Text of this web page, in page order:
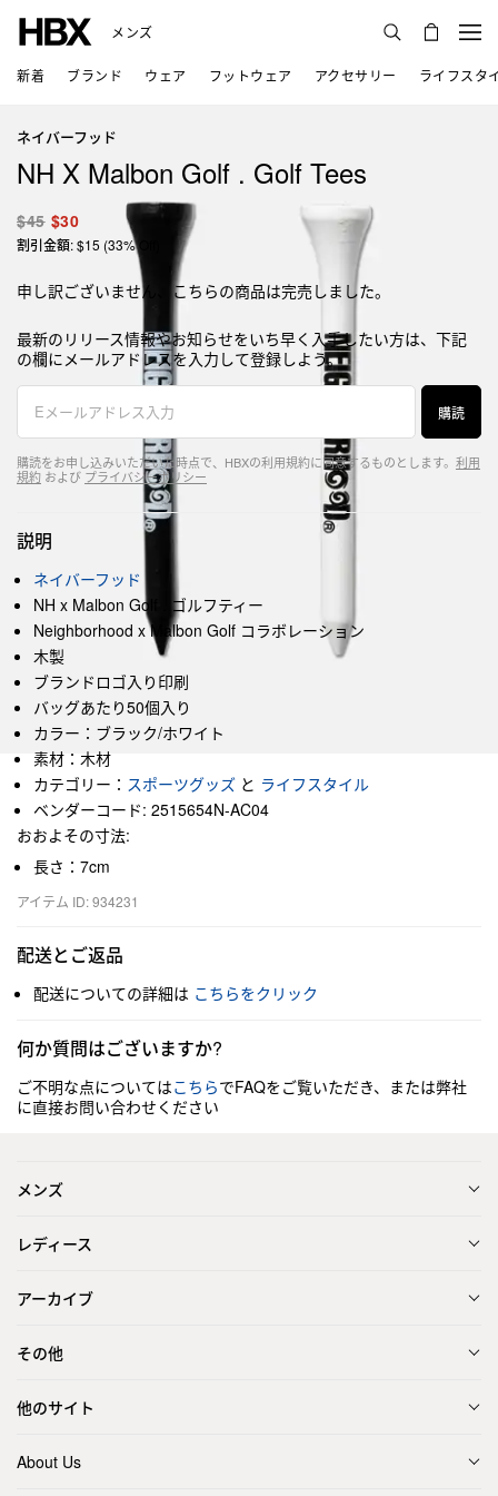
メンズ
新着 ブランド ウェア フットウェア アクセサリー ライフスタ
ネイバーフッド
NH X Malbon Golf . Golf Tees
$45 $30
割引金額: $15 (33% Off)
申し訳ございません、こちらの商品は完売しました。
最新のリリース情報やお知らせをいち早く入手したい方は、下記
の欄にメールアドレスを入力して登録しよう。
購読
購読をお申し込みいただいた時点で、HBXの利用規約に同意するものとします。 利用
規約 および プライバシーポリシー
説明
ネイバーフッド
NH x Malbon Golf . ゴルフティー
Neighborhood x Malbon Golf コラボレーション
木製
ブランドロゴ入り印刷
バッグあたり50個入り
カラー：ブラック/ホワイト
素材：木材
カテゴリー： スポーツグッズ と ライフスタイル
ベンダーコード: 2515654N-AC04
おおよその寸法:
長さ：7cm
アイテム ID: 934231
配送とご返品
配送についての詳細は こちらをクリック
何か質問はございますか?
ご不明な点についてはこちらでFAQをご覧いただき、または弊社
に直接お問い合わせください
メンズ
レディース
アーカイブ
その他
他のサイト
About Us